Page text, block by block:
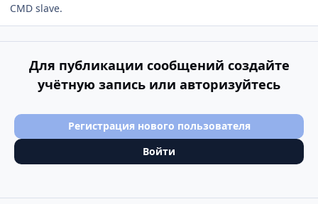
CMD slave.
Для публикации сообщений создайте
учётную запись или авторизуйтесь
Регистрация нового пользователя
Войти